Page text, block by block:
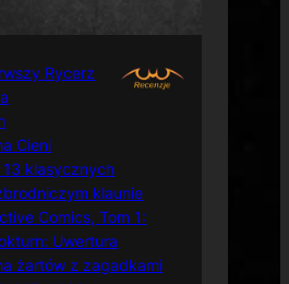
Rycerz
Cieni
klasycznych
klaunie
Comics, Tom 1:
Uwertura
żartów z zagadkami